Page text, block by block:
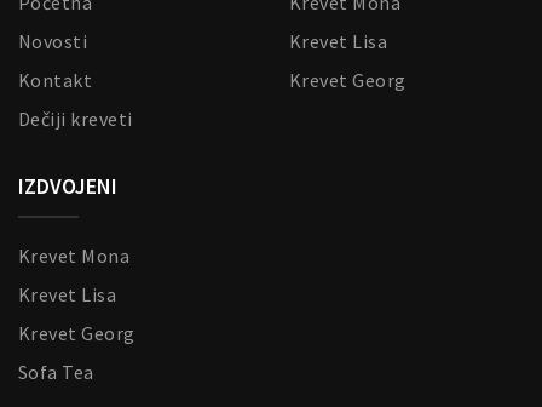
Novosti
Kontakt
Dečiji kreveti
Krevet Lisa
Krevet Georg
IZDVOJENI
Krevet Mona
Krevet Lisa
Krevet Georg
Sofa Tea